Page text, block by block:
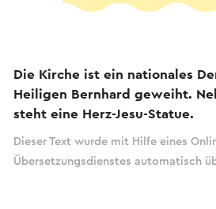
Die Kirche ist ein nationales
Heiligen Bernhard geweiht.
steht eine Herz-Jesu-Statue.
Dieser Text wurde mit Hilfe eines
Übersetzungsdienstes automatisch